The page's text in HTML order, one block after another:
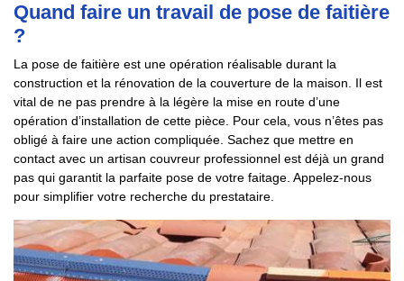
Quand faire un travail de pose de faitière
?
La pose de faitière est une opération réalisable durant la
construction et la rénovation de la couverture de la maison. Il est
vital de ne pas prendre à la légère la mise en route d’une
opération d’installation de cette pièce. Pour cela, vous n’êtes pas
obligé à faire une action compliquée. Sachez que mettre en
contact avec un artisan couvreur professionnel est déjà un grand
pas qui garantit la parfaite pose de votre faitage. Appelez-nous
pour simplifier votre recherche du prestataire.